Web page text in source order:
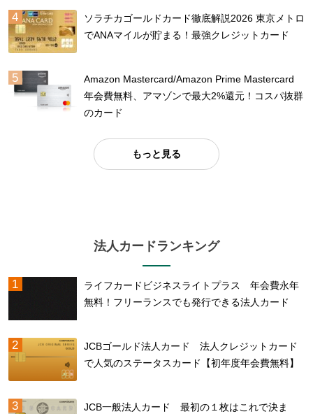
ソラチカゴールドカード徹底解説2026 東京メトロ
でANAマイルが貯まる！最強クレジットカード
Amazon Mastercard/Amazon Prime Mastercard
年会費無料、アマゾンで最大2%還元！コスパ抜群
のカード
もっと見る
法人カードランキング
ライフカードビジネスライトプラス 年会費永年
無料！フリーランスでも発行できる法人カード
JCBゴールド法人カード 法人クレジットカード
で人気のステータスカード【初年度年会費無料】
JCB一般法人カード 最初の１枚はこれで決ま